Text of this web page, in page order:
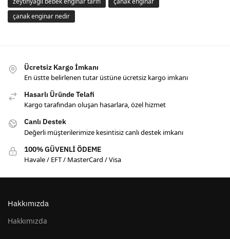
çanak enginar nedir
Ücretsiz Kargo İmkanı
En üstte belirlenen tutar üstüne ücretsiz kargo imkanı
Hasarlı Üründe Telafi
Kargo tarafından oluşan hasarlara, özel hizmet
Canlı Destek
Değerli müşterilerimize kesintisiz canlı destek imkanı
100% GÜVENLİ ÖDEME
Havale / EFT / MasterCard / Visa
Hakkımızda
Hakkımızda